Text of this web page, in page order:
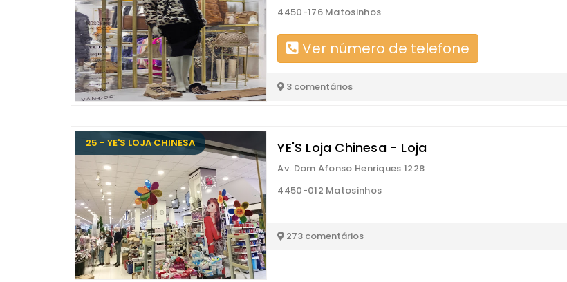
4450-176 Matosinhos
Ver número de telefone
3 comentários
25 - YE'S LOJA CHINESA YE'S Loja Chinesa - Loja
Av. Dom Afonso Henriques 1228
4450-012 Matosinhos
273 comentários